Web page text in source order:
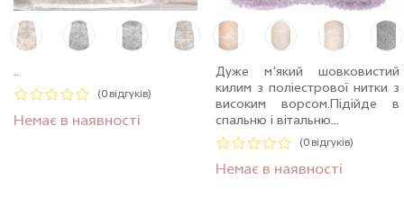
..
(0 відгуків)
Немає в наявності
Дуже м'який шовковистий
килим з поліестрової нитки з
високим ворсом.Пiдiйде в
спальню і вітальню...
(0 відгуків)
Немає в наявності